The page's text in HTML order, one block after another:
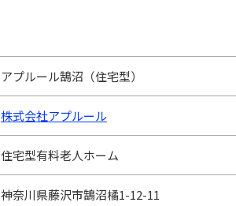
アプルール鵠沼（住宅型）
株式会社アプルール
住宅型有料老人ホーム
神奈川県藤沢市鵠沼橘1-12-11